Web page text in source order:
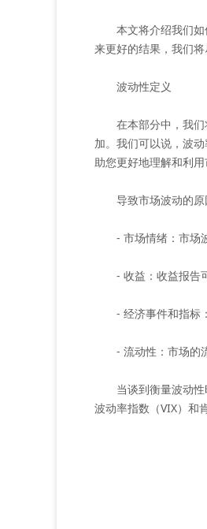
本文将介绍我们如
来更好的结果，我们将
波动性定义
在本部分中，我们
加。我们可以说，波
助您更好地理解和利用
导致市场波动的原
- 市场情绪：市场波
- 收益：收益报告可
- 经济事件和指标：
- 流动性：市场的流
当谈到衡量波动性时
波动率指数（VIX）和